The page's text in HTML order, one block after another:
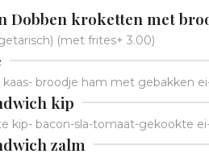
Dobben kroketten met
(met frites+ 3.00)
kaas- broodje ham met gebakken
kip
kip- bacon-sla-tomaat-gekookte
zalm